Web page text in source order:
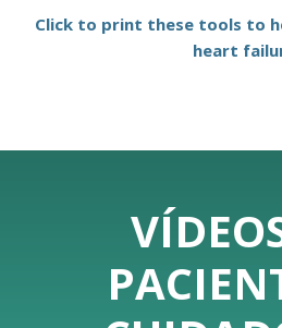
Click to print these tools to
heart